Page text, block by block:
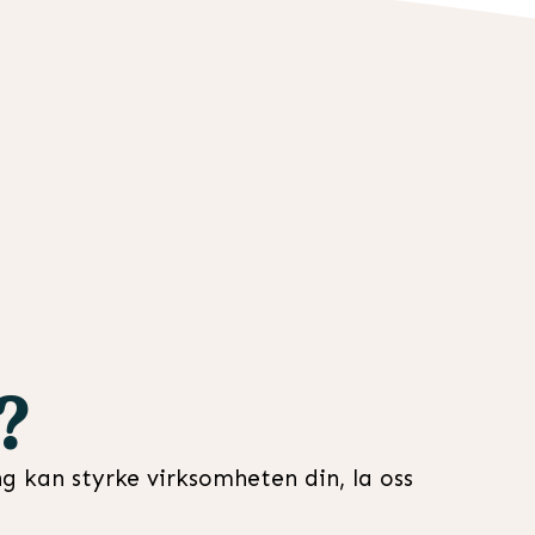
kan styrke virksomheten din, la oss